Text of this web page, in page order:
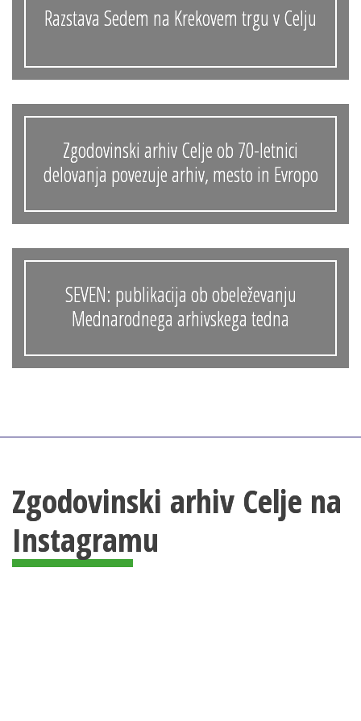
Razstava Sedem na Krekovem trgu v Celju
Zgodovinski arhiv Celje ob 70-letnici
delovanja povezuje arhiv, mesto in Evropo
SEVEN: publikacija ob obeleževanju
Mednarodnega arhivskega tedna
Zgodovinski arhiv Celje na
Instagramu